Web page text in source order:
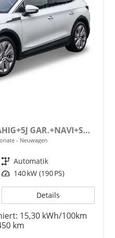
Selection 60 FÖRDERFÄHIG+5J GAR.+NAVI+SHZ+ACC+KAMERA+19" ALU+SMARTLINK+KLIMA+LED
Neuwagen
Getriebe Automatik
Leistung 140 kW (190 PS)
Details
15,30 kWh/100km
km